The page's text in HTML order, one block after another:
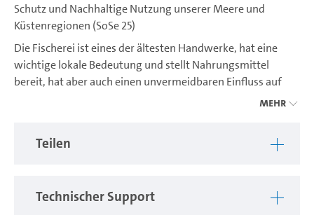
Schutz und Nachhaltige Nutzung unserer Meere und
Küstenregionen (SoSe 25)
Die Fischerei ist eines der ältesten Handwerke, hat eine
wichtige lokale Bedeutung und stellt Nahrungsmittel
bereit, hat aber auch einen unvermeidbaren Einfluss auf
das Ökosystem. Die deutsche Ostseefischerei befindet sich
Fangmöglichkeiten in der Krise, und muss aus der Krise
Mehr
Teilen
Technischer Support